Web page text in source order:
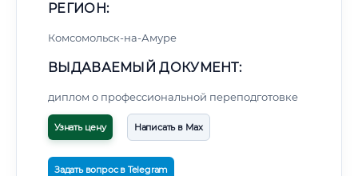
РЕГИОН:
Комсомольск-на-Амуре
ВЫДАВАЕМЫЙ ДОКУМЕНТ:
диплом о профессиональной переподготовке
Узнать цену Написать в Max
Задать вопрос в Telegram